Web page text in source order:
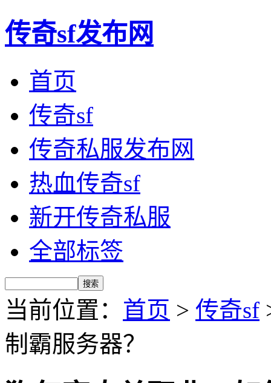
传奇sf发布网
首页
传奇sf
传奇私服发布网
热血传奇sf
新开传奇私服
全部标签
当前位置： 首页 > 传奇sf
制霸服务器？